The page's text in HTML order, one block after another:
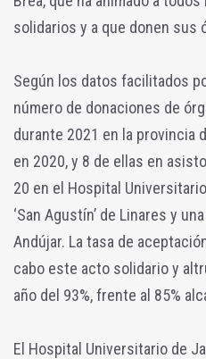
solidarios y a que donen sus
Según los datos facilitados
número de donaciones de
durante 2021 en la provincia
en 2020, y 8 de ellas en
20 en el Hospital
‘San Agustín’ de Linares y
Andújar. La tasa de
cabo este acto solidario y
año del 93%, frente al 85%
El Hospital Universitario de